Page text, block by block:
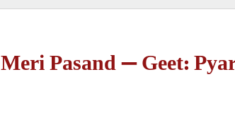
Meri Pasand – Geet: